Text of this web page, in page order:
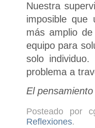
Nuestra
imposible que
más amplio
equipo para
solo
problema a
El
Posteado por
Reflexiones.